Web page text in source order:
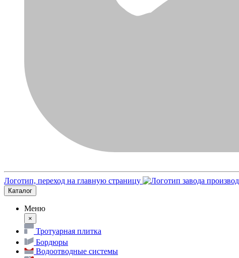
Логотип, переход на главную страницу
Каталог
Меню
×
Тротуарная плитка
Бордюры
Водоотводные системы